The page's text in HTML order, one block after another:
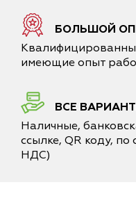
БОЛЬШОЙ
имеющие опыт
ВСЕ
Наличные,
ссылке, QR коду, по
НДС)